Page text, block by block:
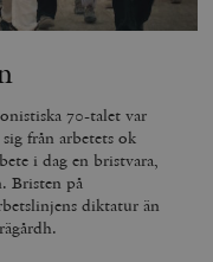
70-talet var
från arbetets ok
i dag en bristvara,
Bristen på
diktatur än